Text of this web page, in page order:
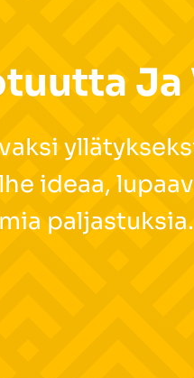
ideaa,
paljastuksia.